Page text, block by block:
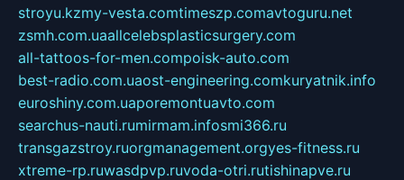
stroyu.kzmy-vesta.comtimeszp.comavtoguru.net
zsmh.com.uaallcelebsplasticsurgery.com
all-tattoos-for-men.compoisk-auto.com
best-radio.com.uaost-engineering.comkuryatnik.info
euroshiny.com.uaporemontuavto.com
searchus-nauti.rumirmam.infosmi366.ru
transgazstroy.ruorgmanagement.orgyes-fitness.ru
xtreme-rp.ruwasdpvp.ruvoda-otri.rutishinapve.ru